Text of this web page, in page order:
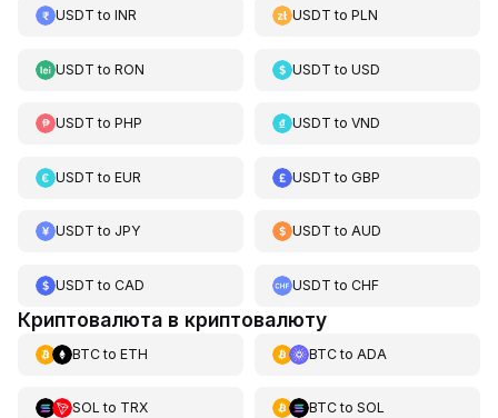
USDT to INR USDT toPLN
USDT to RON USDT toUSD
USDT to PHP USDT toVND
USDT to EUR USDT toGBP
USDT to JPY USDT toAUD
USDT to CAD USDT toCHF
Криптовалюта в криптовалюту
BTCto ETH BTCto ADA
SOL to TRX BTCto SOL